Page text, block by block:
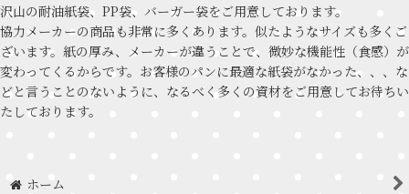
沢山の耐油紙袋、PP袋、バーガー袋をご用意しております。
協力メーカーの商品も非常に多くあります。似たようなサイズも多くご
ざいます。紙の厚み、メーカーが違うことで、微妙な機能性（食感）が
変わってくるからです。お客様のパンに最適な紙袋がなかった、、、な
どと言うことのないように、なるべく多くの資材をご用意してお待ちい
たしております。
ホーム